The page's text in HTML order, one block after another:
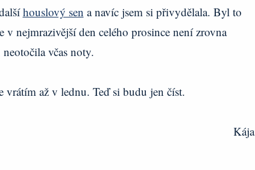
houslový sen a navíc jsem si přivydělala. Byl to
nejmrazivější den celého prosince není zrovna
včas noty.
až v lednu. Teď si budu jen číst.
Kája